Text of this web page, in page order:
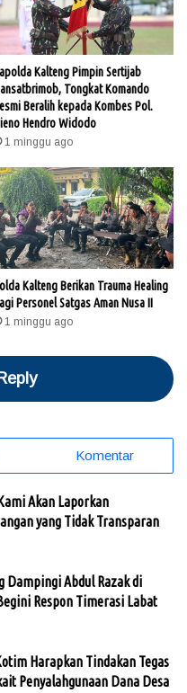
Kalteng Pimpin Sertijab
Tongkat Komando
Beralih kepada Kombes Pol.
Hendro Widodo
1 minggu ago
Kalteng Berikan Trauma Healing
Personel Satgas Aman Nusa II
1 minggu ago
Komentar
Akan Laporkan
yang Tidak Transparan
Dampingi Abdul Razak di
Respon Timerasi Labat
Harapkan Tindakan Tegas
Penyalahgunaan Dana Desa